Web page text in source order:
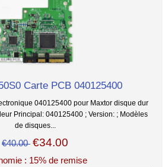
Carte PCB 040125400
040125400 pour Maxtor disque dur
Principal: 040125400 ; Version: ; Modèles
de disques...
€40.00 €34.00
: 15% de remise